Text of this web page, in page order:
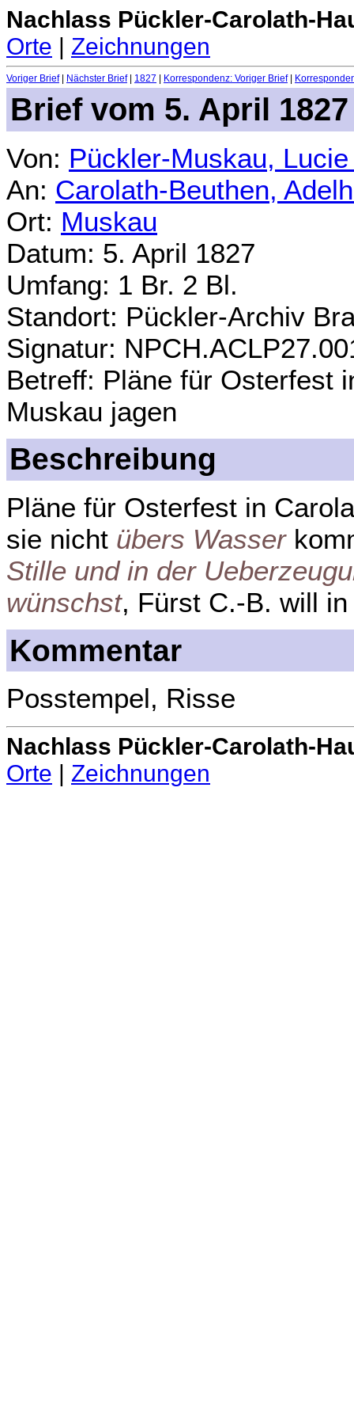
Nachlass Pückler-Carolath-
Orte | Zeichnungen
Voriger Brief| Nächster Brief| 1827 Korrespondenz: Voriger Brief|
Brief vom 5. April 1827
Von: Pückler-Muskau,
An: Carolath-Beuthen,
Ort: Muskau
Datum: 5. April 1827
Umfang: 1 Br. 2 Bl.
Standort: Pückler-Archiv
Signatur:
Betreff: Pläne für Osterfest
Muskau jagen
Beschreibung
Pläne für Osterfest in
sie nicht übers Wasser
Stille und in der
wünschst, Fürst C.-B. will
Kommentar
Posstempel, Risse
Nachlass Pückler-Carolath-
Orte | Zeichnungen